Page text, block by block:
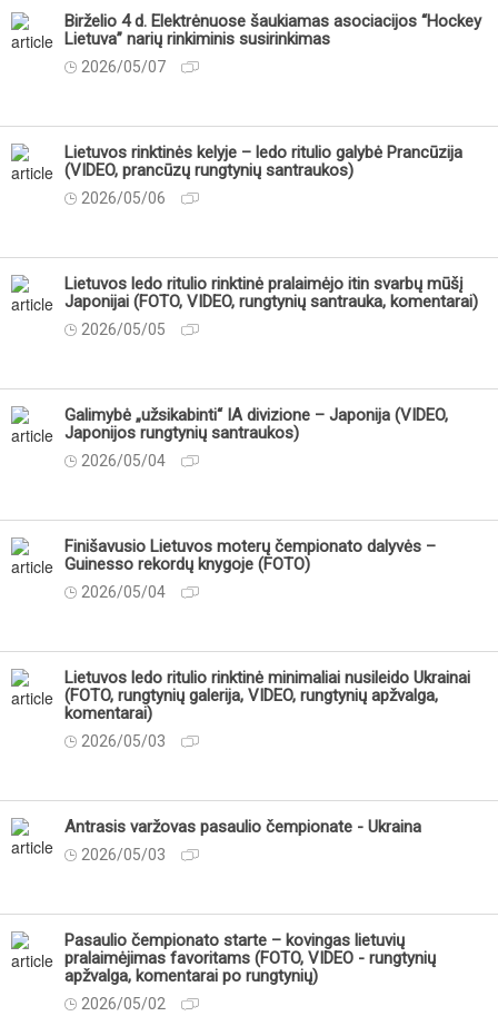
Birželio 4 d. Elektrėnuose šaukiamas asociacijos “Hockey
Lietuva” narių rinkiminis susirinkimas
2026/05/07
Lietuvos rinktinės kelyje – ledo ritulio galybė Prancūzija
(VIDEO, prancūzų rungtynių santraukos)
2026/05/06
Lietuvos ledo ritulio rinktinė pralaimėjo itin svarbų mūšį
Japonijai (FOTO, VIDEO, rungtynių santrauka, komentarai)
2026/05/05
Galimybė „užsikabinti“ IA divizione – Japonija (VIDEO,
Japonijos rungtynių santraukos)
2026/05/04
Finišavusio Lietuvos moterų čempionato dalyvės –
Guinesso rekordų knygoje (FOTO)
2026/05/04
Lietuvos ledo ritulio rinktinė minimaliai nusileido Ukrainai
(FOTO, rungtynių galerija, VIDEO, rungtynių apžvalga,
komentarai)
2026/05/03
Antrasis varžovas pasaulio čempionate - Ukraina
2026/05/03
Pasaulio čempionato starte – kovingas lietuvių
pralaimėjimas favoritams (FOTO, VIDEO - rungtynių
apžvalga, komentarai po rungtynių)
2026/05/02